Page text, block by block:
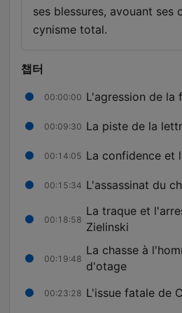
ses blessures, avouant ses
cynisme total.
챕터
00:00:00 L'agression de la
00:09:30 La piste de la
00:14:05 La confidence et
00:15:34 L'assassinat du
00:18:58
La traque et
Zielinski
00:19:48
La chasse à
d'otage
00:23:28 L'issue fatale de